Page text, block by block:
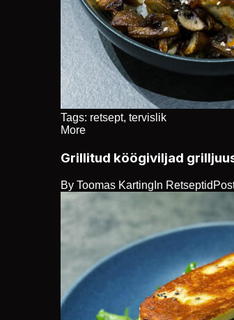
Tags: retsept, tervislik
More
Grillitud köögiviljad
By Toomas Karting In Retseptid